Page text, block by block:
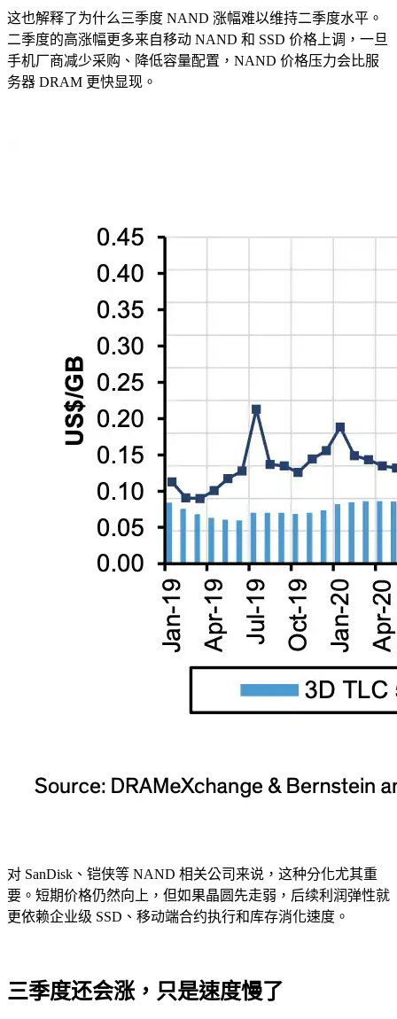
这也解释了为什么三季度 NAND 涨幅难以维持二季度水平。
二季度的高涨幅更多来自移动 NAND 和 SSD 价格上调，一旦
手机厂商减少采购、降低容量配置，NAND 价格压力会比服
务器 DRAM 更快显现。
对 SanDisk、铠侠等 NAND 相关公司来说，这种分化尤其重
要。短期价格仍然向上，但如果晶圆先走弱，后续利润弹性就
更依赖企业级 SSD、移动端合约执行和库存消化速度。
三季度还会涨，只是速度慢了